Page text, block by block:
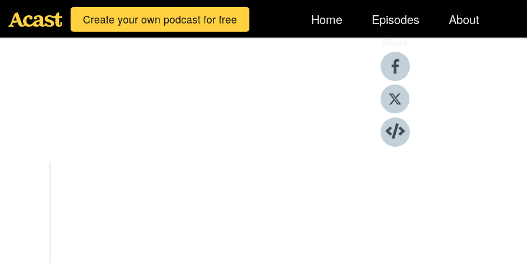
Create your own podcast for free Home Episodes About
Share